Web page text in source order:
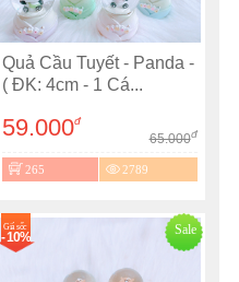
Quả Cầu Tuyết - Panda -
( ĐK: 4cm - 1 Cá...
59.000đ
65.000đ
265 2789
Sale
Giá sốc
- 10%